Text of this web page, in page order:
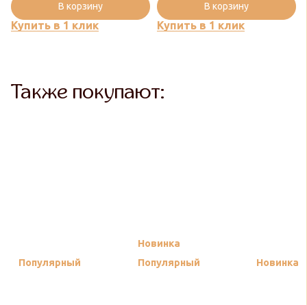
Купить в 1 клик
В корзину
Купить в 1 клик
В корзину
Также покупают:
Популярный
Новинка
Популярный
Новинка